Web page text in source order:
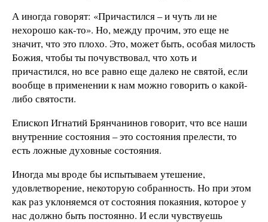
А иногда говорят: «Причастился – и чуть ли не
нехорошо как-то». Но, между прочим, это еще не
значит, что это плохо. Это, может быть, особая милость
Божия, чтобы ты почувствовал, что хоть и
причастился, но все равно еще далеко не святой, если
вообще в применении к нам можно говорить о какой-
либо святости.
Епископ Игнатий Брянчанинов говорит, что все наши
внутренние состояния – это состояния прелести, то
есть ложные духовные состояния.
Иногда мы вроде бы испытываем утешение,
удовлетворение, некоторую собранность. Но при этом
как раз уклоняемся от состояния покаяния, которое у
нас должно быть постоянно. И если чувствуешь